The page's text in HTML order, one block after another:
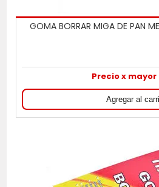
GOMA BORRAR MIGA DE PAN
Precio x mayor